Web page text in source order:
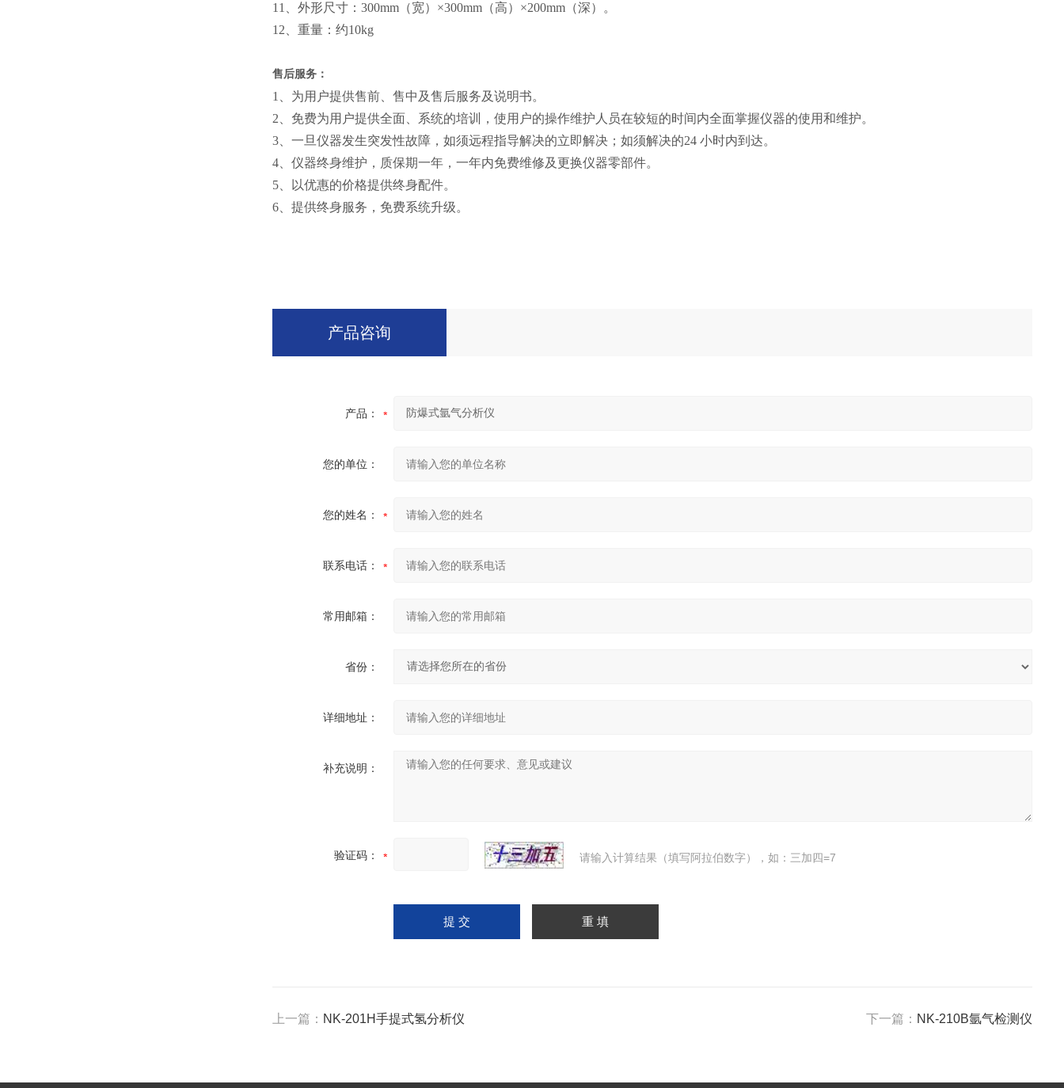
11、外形尺寸：300mm（宽）×300mm（高）×200mm（深）。
12、重量：约10kg
售后服务：
1、为用户提供售前、售中及售后服务及说明书。
2、免费为用户提供全面、系统的培训，使用户的操作维护人员在较短的时间内全面掌握仪器的使用和维护。
3、一旦仪器发生突发性故障，如须远程指导解决的立即解决；如须解决的24 小时内到达。
4、仪器终身维护，质保期一年，一年内免费维修及更换仪器零部件。
5、以优惠的价格提供终身配件。
6、提供终身服务，免费系统升级。
产品咨询
产品：
您的单位：
您的姓名：
联系电话：
常用邮箱：
省份：
详细地址：
补充说明：
验证码： 请输入计算结果（填写阿拉伯数字），如：三加四=7
上一篇： NK-201H手提式氢分析仪 下一篇： NK-210B氩气检测仪